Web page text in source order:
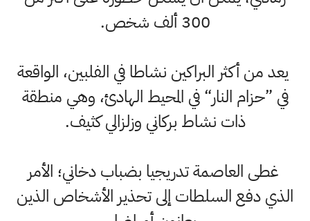
300 ألف شخص.
يعد من أكثر البراكين نشاطا في الفلبين، الواقعة
في ”حزام النار“ في المحيط الهادئ، وهي منطقة
ذات نشاط بركاني وزلزالي كثيف.
غطى العاصمة تدريجيا بضباب دخاني؛ الأمر
الذي دفع السلطات إلى تحذير الأشخاص الذين